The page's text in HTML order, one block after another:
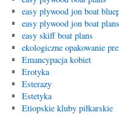
easy plywood jon boat
easy plywood jon boat plans
easy skiff boat plans
ekologiczne opakowanie
Emancypacja kobiet
Erotyka
Esterazy
Estetyka
Etiopskie kluby piłkarskie